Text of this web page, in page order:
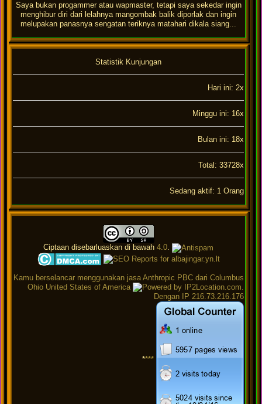
Saya bukan progammer atau wapmaster, tetapi saya sekedar ingin
menghibur diri dari lelahnya mangombak balik diporlak dan ingin
melupakan panasnya sengatan teriknya matahari dikala siang...
Statistik Kunjungan
Hari ini: 2x
Minggu ini: 16x
Bulan ini: 18x
Total: 33728x
Sedang aktif: 1 Orang
Ciptaan disebarluaskan di bawah 4.0.
Kamu berselancar menggunakan jasa Anthropic PBC dari Columbus
Ohio United States of America
Dengan IP 216.73.216.176
****